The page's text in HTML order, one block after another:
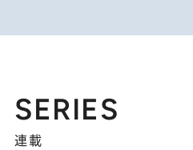
SERIES
連載